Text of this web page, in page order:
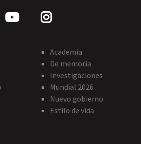
Academia
De memoria
Investigaciones
Mundial 2026
Nuevo gobierno
Estilo de vida